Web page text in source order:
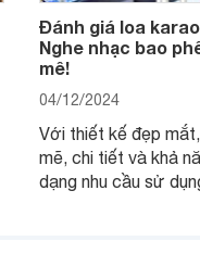
Đánh giá loa
Nghe nhạc bao
mê!
04/12/2024
Với thiết kế đẹp
mẽ, chi tiết và khả
dạng nhu cầu sử